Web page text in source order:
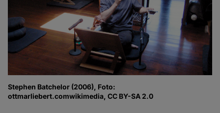
Stephen Batchelor (2006), Foto:
ottmarliebert.comwikimedia, CC BY-SA 2.0